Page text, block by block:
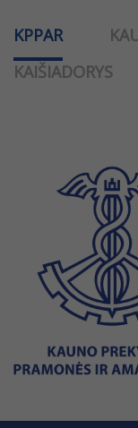
KPPAR
KAIŠIADORYS